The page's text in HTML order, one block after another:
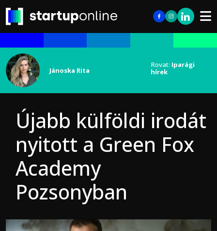
Jánoska Rita
Rovat: Iparági
hírek
Újabb külföldi irodát
nyitott a Green Fox
Academy
Pozsonyban